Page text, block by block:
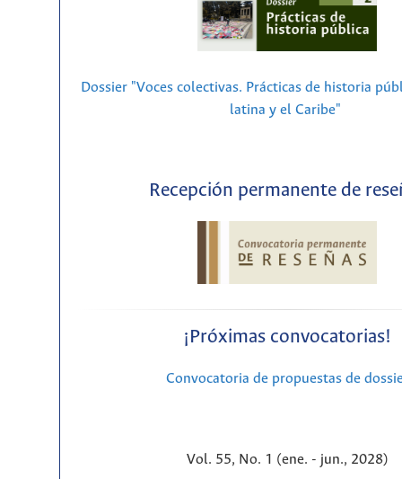
Dossier "Voces colectivas. Prácticas de historia
latina y el Caribe"
Recepción permanente de
¡Próximas convocatorias!
Convocatoria de propuestas de
Vol. 55, No. 1 (ene. - jun., 2028)